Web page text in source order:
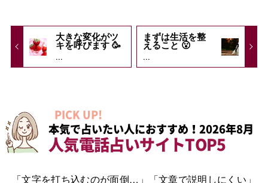
大きな変化がツ
キを呼びます 🥳
...
まずは生活を整
えること 😮
...
PICK UP!
本気で占いたい人におすすめ！2026年8月
人気電話占いサイトTOP5
「文字を打ち込むのが面倒…」「文章で説明しにくい」